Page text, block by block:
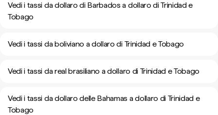
Vedi i tassi da dollaro di Barbados a dollaro di Trinidad e
Tobago
Vedi i tassi da boliviano a dollaro di Trinidad e Tobago
Vedi i tassi da real brasiliano a dollaro di Trinidad e Tobago
Vedi i tassi da dollaro delle Bahamas a dollaro di Trinidad e
Tobago